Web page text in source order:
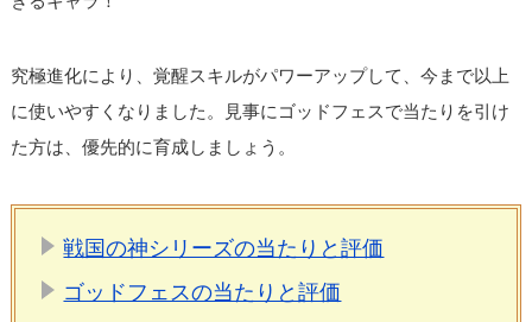
究極進化により、覚醒スキルがパワーアップして、今まで以上
に使いやすくなりました。見事にゴッドフェスで当たりを引け
た方は、優先的に育成しましょう。
戦国の神シリーズの当たりと評価
ゴッドフェスの当たりと評価